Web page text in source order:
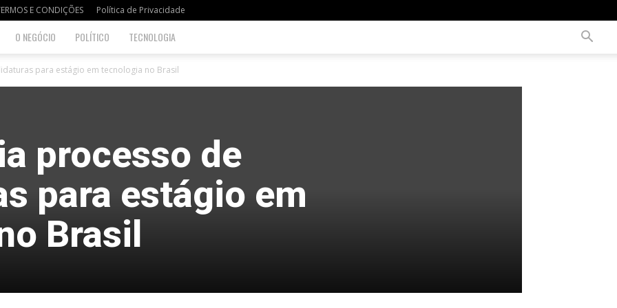
E CONDIÇÕES Política de Privacidade
O NEGÓCIO POLÍTICO TECNOLOGIA
para estágio em tecnologia no Brasil
processo de
para estágio em
Brasil